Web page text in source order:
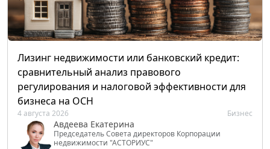
Лизинг недвижимости или банковский кредит:
сравнительный анализ правового
регулирования и налоговой эффективности для
бизнеса на ОСН
4 августа 2026 Бизнес
Авдеева Екатерина
Председатель Совета директоров Корпорации
недвижимости "АСТОРИУС"